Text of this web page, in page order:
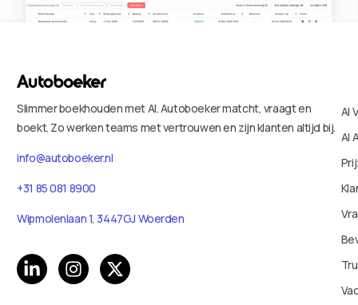
Slimmer boekhouden met AI. Autoboeker matcht, vraagt en
boekt. Zo werken teams met vertrouwen en zijn klanten altijd bij.
info@autoboeker.nl
+31 85 081 8900
Wipmolenlaan 1, 3447GJ Woerden
AI
AI